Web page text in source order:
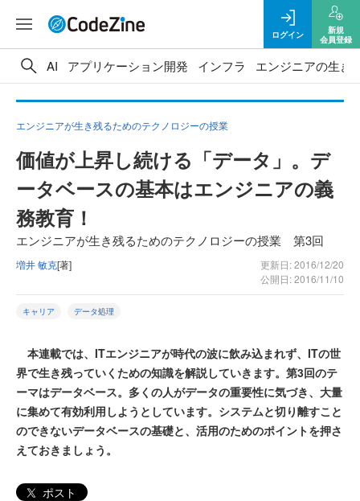
ログイン
新規
会員登録
AI アプリケーション開発 インフラ エンジニアの生き
エンジニアが生き残るためのテクノロジーの授業
価値が上昇し続ける「データ」。デ
ータベースの基本はエンジニアの義
務教育！
エンジニアが生き残るためのテクノロジーの授業 第3回
増井 敏克[著]
更新日: 2016/12/20
公開日: 2016/11/10
キャリア データ処理
本連載では、ITエンジニアが時代の波に飲み込まれず、ITの世
界で生き残っていくための知識を解説していきます。第3回のテ
ーマはデータベース。多くの人がデータの重要性に気づき、大量
に集めて有効利用しようとしています。システムと切り離すこと
のできないデータベースの基礎と、活用のためのポイントを押さ
えておきましょう。
ポスト